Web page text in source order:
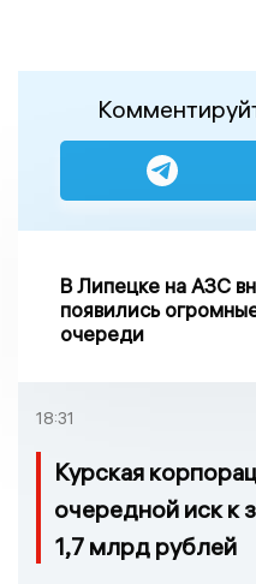
В Липецке на АЗС
появились
очереди
18:31
Курская
очередной иск к
1,7 млрд рублей